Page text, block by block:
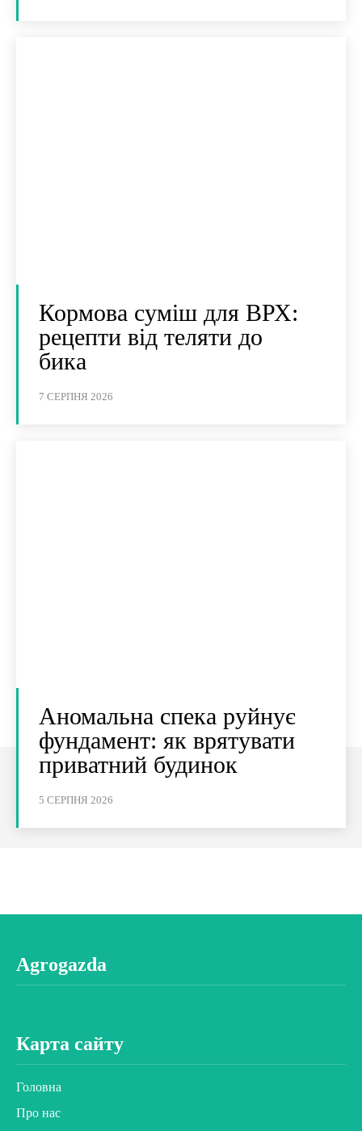
Кормова суміш для ВРХ:
рецепти від теляти до
бика
7 СЕРПНЯ 2026
Аномальна спека руйнує
фундамент: як врятувати
приватний будинок
5 СЕРПНЯ 2026
Agrogazda
Карта сайту
Головна
Про нас